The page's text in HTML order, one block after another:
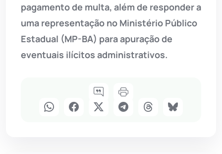
pagamento de multa, além de responder a
uma representação no Ministério Público
Estadual (MP-BA) para apuração de
eventuais ilícitos administrativos.